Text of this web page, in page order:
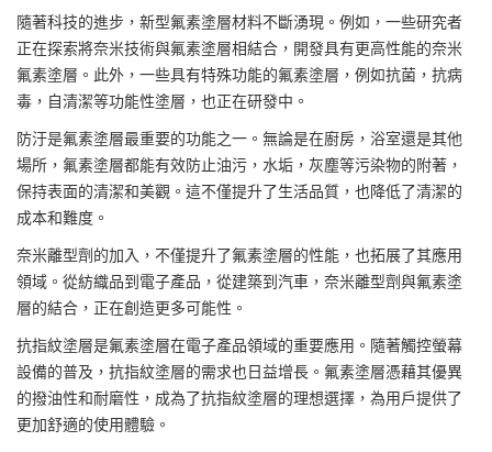
隨著科技的進步，新型氟素塗層材料不斷湧現。例如，一些研究者
正在探索將奈米技術與氟素塗層相結合，開發具有更高性能的奈米
氟素塗層。此外，一些具有特殊功能的氟素塗層，例如抗菌，抗病
毒，自清潔等功能性塗層，也正在研發中。
防汙是氟素塗層最重要的功能之一。無論是在廚房，浴室還是其他
場所，氟素塗層都能有效防止油污，水垢，灰塵等污染物的附著，
保持表面的清潔和美觀。這不僅提升了生活品質，也降低了清潔的
成本和難度。
奈米離型劑的加入，不僅提升了氟素塗層的性能，也拓展了其應用
領域。從紡織品到電子產品，從建築到汽車，奈米離型劑與氟素塗
層的結合，正在創造更多可能性。
抗指紋塗層是氟素塗層在電子產品領域的重要應用。隨著觸控螢幕
設備的普及，抗指紋塗層的需求也日益增長。氟素塗層憑藉其優異
的撥油性和耐磨性，成為了抗指紋塗層的理想選擇，為用戶提供了
更加舒適的使用體驗。